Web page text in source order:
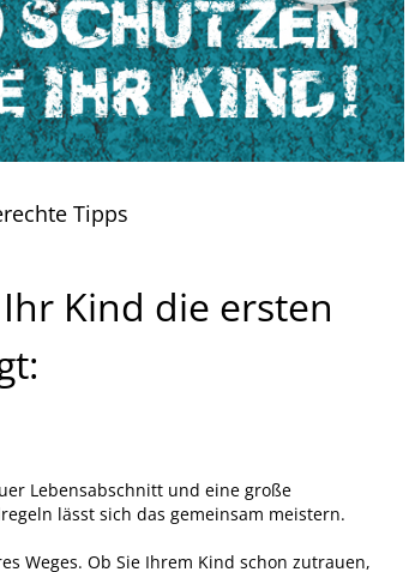
Tipps
Kind die ersten
Lebensabschnitt und eine große
lässt sich das gemeinsam meistern.
Weges. Ob Sie Ihrem Kind schon zutrauen,